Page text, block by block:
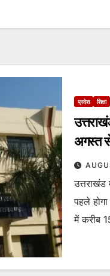
प्रदेश शिक्षा
अगस्त
पहले
में करीब